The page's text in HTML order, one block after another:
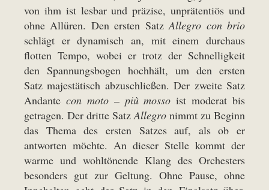
von ihm ist lesbar und präzise, unprätentiös und
ohne Allüren. Den ersten SatzAllegro con brio
schlägt er dynamisch an, mit einem durchaus
flotten Tempo, wobei er trotz der Schnelligkeit
den Spannungsbogen hochhält, um den ersten
Satz majestätisch abzuschließen. Der zweite Satz
Andante con moto – più mosso ist moderat bis
getragen. Der dritte SatzAllegro nimmt zu Beginn
das Thema des ersten Satzes auf, als ob er
antworten möchte. An dieser Stelle kommt der
warme und wohltönende Klang des Orchesters
besonders gut zur Geltung. Ohne Pause, ohne